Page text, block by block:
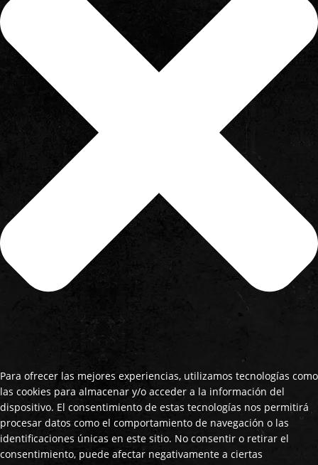
Para ofrecer las mejores experiencias, utilizamos tecnologías como
las cookies para almacenar y/o acceder a la información del
dispositivo. El consentimiento de estas tecnologías nos permitirá
procesar datos como el comportamiento de navegación o las
identificaciones únicas en este sitio. No consentir o retirar el
consentimiento, puede afectar negativamente a ciertas